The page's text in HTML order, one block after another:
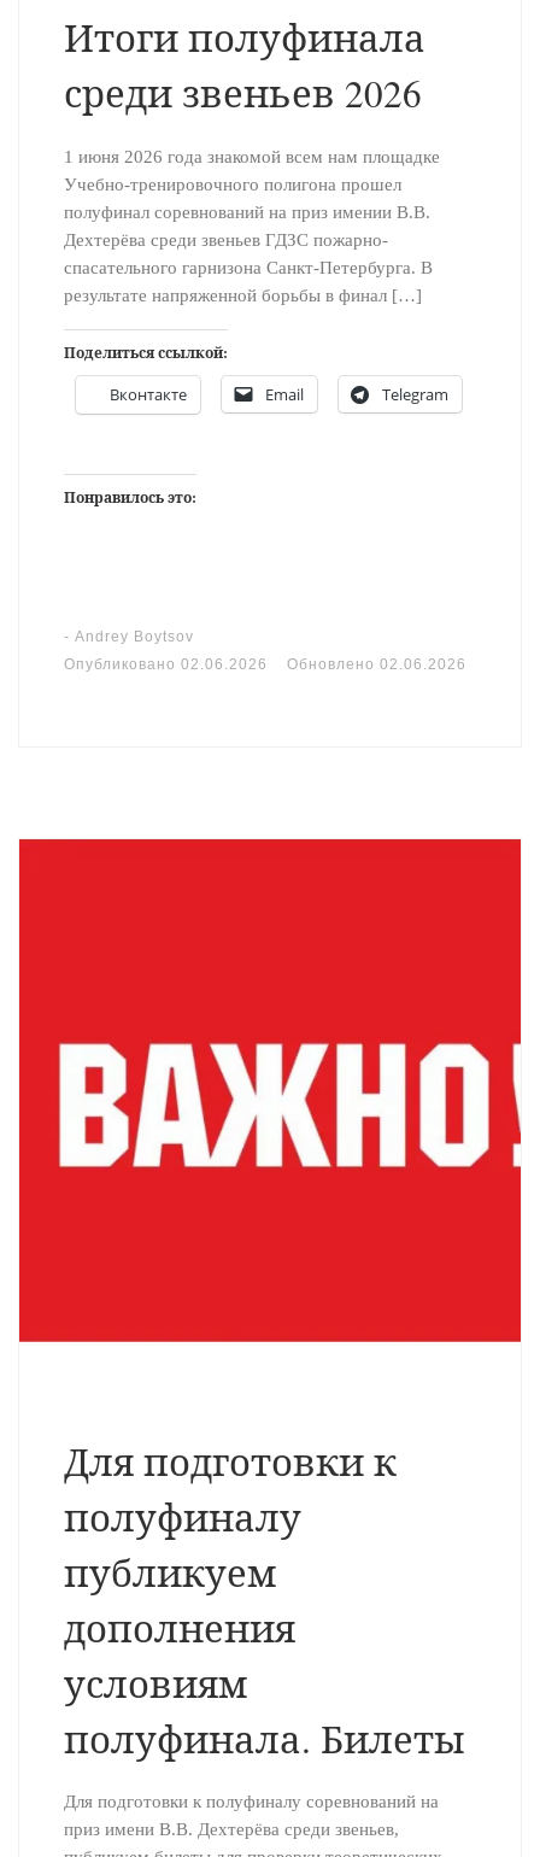
Итоги полуфинала
среди звеньев 2026
1 июня 2026 года знакомой всем нам площадке
Учебно-тренировочного полигона прошел
полуфинал соревнований на приз имении В.В.
Дехтерёва среди звеньев ГДЗС пожарно-
спасательного гарнизона Санкт-Петербурга. В
результате напряженной борьбы в финал […]
Поделиться ссылкой:
Вконтакте Email Telegram
Понравилось это:
- Andrey Boytsov
Опубликовано 02.06.2026 Обновлено 02.06.2026
Для подготовки к
полуфиналу
публикуем
дополнения
условиям
полуфинала. Билеты
Для подготовки к полуфиналу соревнований на
приз имени В.В. Дехтерёва среди звеньев,